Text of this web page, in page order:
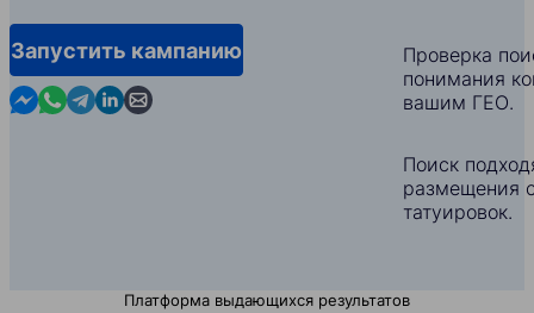
Запустить кампанию
Contact us in Messenger
Contact us in WhatsApp
Contact us in Telegram
Contact us in Linkedin
Contact us by email
Проверка
понимания
вашим ГЕО.
Поиск
размещения
татуировок.
Платформа выдающихся результатов